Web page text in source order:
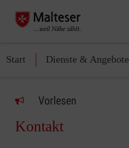
Start Dienste & Angebote
Vorlesen
Kontakt